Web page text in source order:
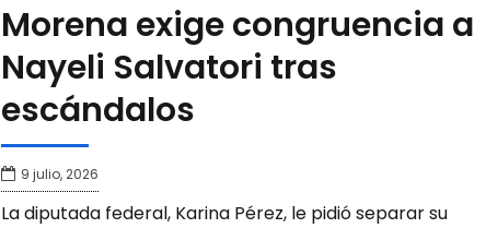
Morena exige congruencia a
Nayeli Salvatori tras
escándalos
9 julio, 2026
La diputada federal, Karina Pérez, le pidió separar su